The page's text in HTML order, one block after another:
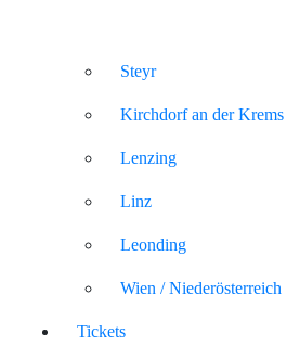
Steyr
Kirchdorf an der Krems
Lenzing
Linz
Leonding
Wien / Niederösterreich
Tickets